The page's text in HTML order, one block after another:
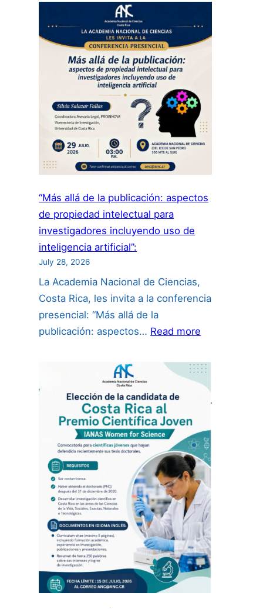
“Más allá de la publicación: aspectos
de propiedad intelectual para
investigadores incluyendo uso de
inteligencia artificial”:
July 28, 2026
La Academia Nacional de Ciencias,
Costa Rica, les invita a la conferencia
presencial: “Más allá de la
publicación: aspectos… Read more
allá
aspectos
de
propiedad
intelectual
para
incluyendo
uso
de
inteligencia
artificial”: